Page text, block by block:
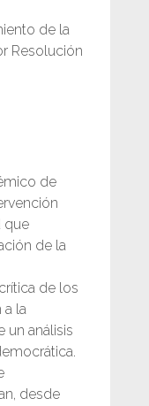
de la
Resolución
de
que
de la
de los
a la
un análisis
desde